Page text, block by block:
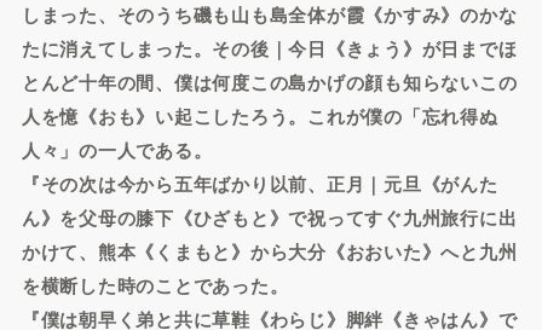
しまった、そのうち磯も山も島全体が霞《かすみ》のかな
たに消えてしまった。その後｜今日《きょう》が日までほ
とんど十年の間、僕は何度この島かげの顔も知らないこの
人を憶《おも》い起こしたろう。これが僕の「忘れ得ぬ
人々」の一人である。
『その次は今から五年ばかり以前、正月｜元旦《がんた
ん》を父母の膝下《ひざもと》で祝ってすぐ九州旅行に出
かけて、熊本《くまもと》から大分《おおいた》へと九州
を横断した時のことであった。
『僕は朝早く弟と共に草鞋《わらじ》脚絆《きゃはん》で